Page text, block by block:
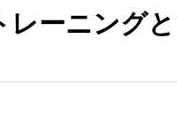
ーニング